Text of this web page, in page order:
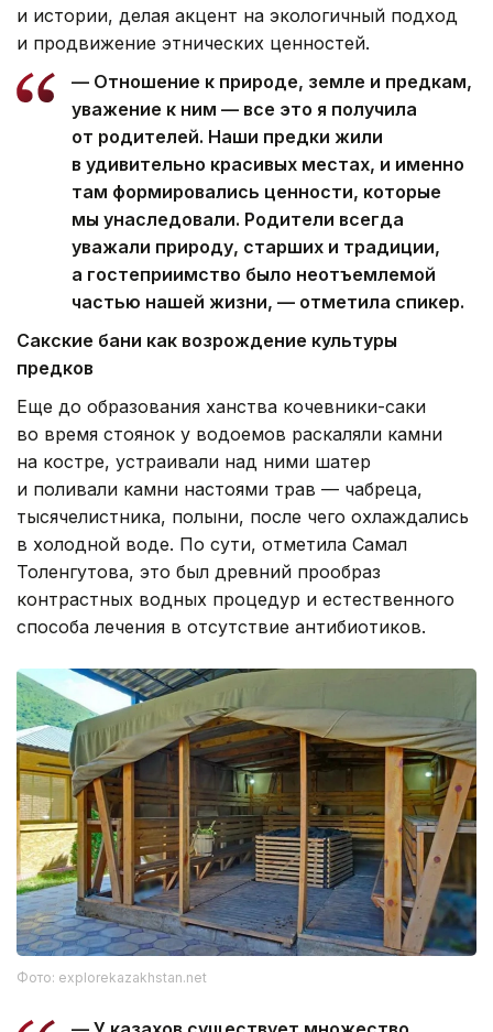
и истории, делая акцент на экологичный подход
и продвижение этнических ценностей.
— Отношение к природе, земле и предкам,
уважение к ним — все это я получила
от родителей. Наши предки жили
в удивительно красивых местах, и именно
там формировались ценности, которые
мы унаследовали. Родители всегда
уважали природу, старших и традиции,
а гостеприимство было неотъемлемой
частью нашей жизни, — отметила спикер.
Сакские бани как возрождение культуры
предков
Еще до образования ханства кочевники-саки
во время стоянок у водоемов раскаляли камни
на костре, устраивали над ними шатер
и поливали камни настоями трав — чабреца,
тысячелистника, полыни, после чего охлаждались
в холодной воде. По сути, отметила Самал
Толенгутова, это был древний прообраз
контрастных водных процедур и естественного
способа лечения в отсутствие антибиотиков.
Фото: explorekazakhstan.net